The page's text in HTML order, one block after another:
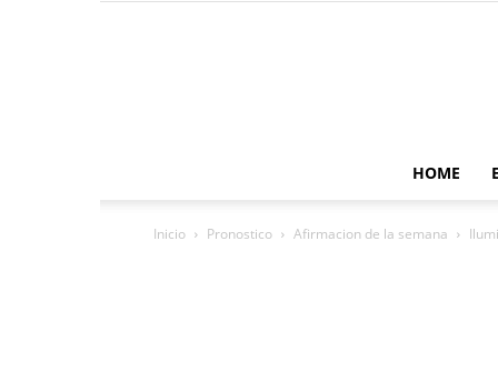
HOME
Inicio Pronostico Afirmacion de la semana